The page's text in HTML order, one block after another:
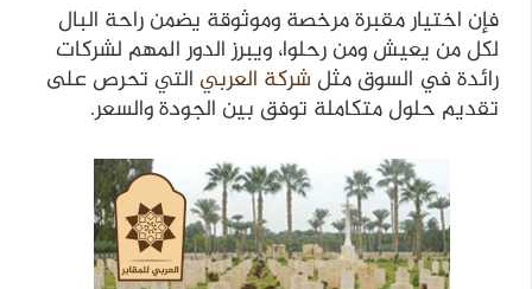
فإن اختيار مقبرة مرخصة وموثوقة يضمن راحة البال
لكل من يعيش ومن رحلوا، ويبرز الدور المهم لشركات
رائدة في السوق مثل شركة العربيالتي تحرص على
تقديم حلول متكاملة توفق بين الجودة والسعر.